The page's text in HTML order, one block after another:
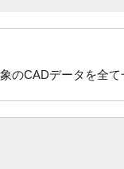
のCADデータを全